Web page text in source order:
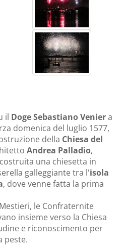
il Doge Sebastiano Veniera
domenica del luglio 1577,
della Chiesa del
Andrea Palladio,
una chiesetta in
galleggiante tra l'isola
, dove venne fatta la prima
le Confraternite
insieme verso la Chiesa
e riconoscimento per
peste.